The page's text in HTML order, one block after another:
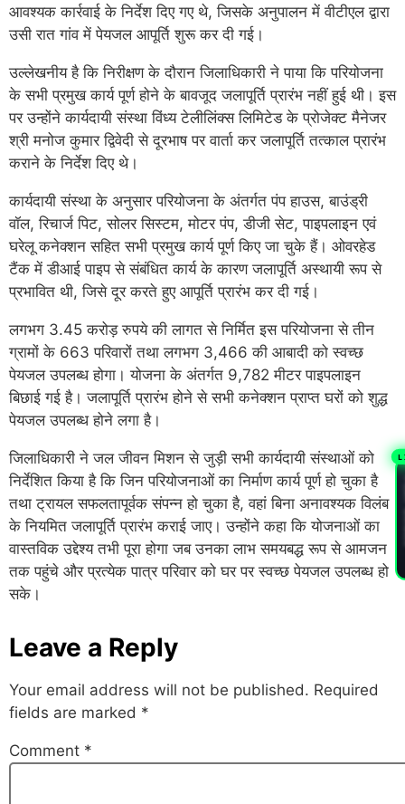
आवश्यक कार्रवाई के निर्देश दिए गए थे, जिसके अनुपालन में वीटीएल द्वारा
उसी रात गांव में पेयजल आपूर्ति शुरू कर दी गई।
उल्लेखनीय है कि निरीक्षण के दौरान जिलाधिकारी ने पाया कि परियोजना
के सभी प्रमुख कार्य पूर्ण होने के बावजूद जलापूर्ति प्रारंभ नहीं हुई थी। इस
पर उन्होंने कार्यदायी संस्था विंध्य टेलीलिंक्स लिमिटेड के प्रोजेक्ट मैनेजर
श्री मनोज कुमार द्विवेदी से दूरभाष पर वार्ता कर जलापूर्ति तत्काल प्रारंभ
कराने के निर्देश दिए थे।
कार्यदायी संस्था के अनुसार परियोजना के अंतर्गत पंप हाउस, बाउंड्री
वॉल, रिचार्ज पिट, सोलर सिस्टम, मोटर पंप, डीजी सेट, पाइपलाइन एवं
घरेलू कनेक्शन सहित सभी प्रमुख कार्य पूर्ण किए जा चुके हैं। ओवरहेड
टैंक में डीआई पाइप से संबंधित कार्य के कारण जलापूर्ति अस्थायी रूप से
प्रभावित थी, जिसे दूर करते हुए आपूर्ति प्रारंभ कर दी गई।
लगभग 3.45 करोड़ रुपये की लागत से निर्मित इस परियोजना से तीन
ग्रामों के 663 परिवारों तथा लगभग 3,466 की आबादी को स्वच्छ
पेयजल उपलब्ध होगा। योजना के अंतर्गत 9,782 मीटर पाइपलाइन
बिछाई गई है। जलापूर्ति प्रारंभ होने से सभी कनेक्शन प्राप्त घरों को शुद्ध
पेयजल उपलब्ध होने लगा है।
जिलाधिकारी ने जल जीवन मिशन से जुड़ी सभी कार्यदायी संस्थाओं को
निर्देशित किया है कि जिन परियोजनाओं का निर्माण कार्य पूर्ण हो चुका है
तथा ट्रायल सफलतापूर्वक संपन्न हो चुका है, वहां बिना अनावश्यक विलंब
के नियमित जलापूर्ति प्रारंभ कराई जाए। उन्होंने कहा कि योजनाओं का
वास्तविक उद्देश्य तभी पूरा होगा जब उनका लाभ समयबद्ध रूप से आमजन
तक पहुंचे और प्रत्येक पात्र परिवार को घर पर स्वच्छ पेयजल उपलब्ध हो
सके।
Leave a Reply
Your email address will not be published. Required
fields are marked *
Comment *